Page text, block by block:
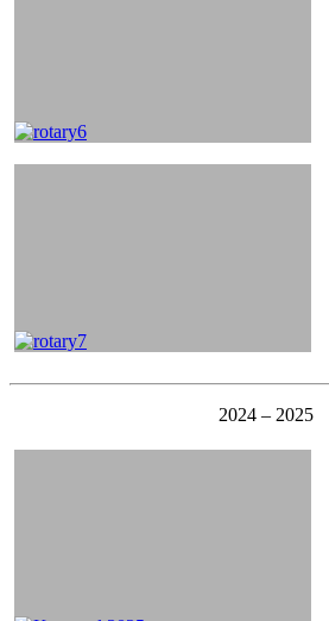
2024 – 2025